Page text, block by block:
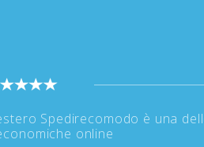
Spedirecomodo è una
online